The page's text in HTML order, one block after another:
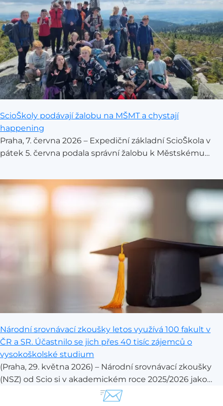
ScioŠkoly podávají žalobu na MŠMT a chystají
happening
Praha, 7. června 2026 – Expediční základní ScioŠkola v
pátek 5. června podala správní žalobu k Městskému
školství (MŠMT), které ze dne na den stoplo běžící
pokusné ověřování kombinované výuky. Pro školu s
propojuje online výuku s expedicemi, to znamená
ukončení provozu již k 30. červnu letošního roku.
ScioŠkola proto rovněž žádá soud o přiznání
odkladného účinku a chystá další kroky.
Národní srovnávací zkoušky letos využívá 100 fakult v
ČR a SR. Účastnilo se jich přes 40 tisíc zájemců o
vysokoškolské studium
(Praha, 29. května 2026) – Národní srovnávací zkoušky
(NSZ) od Scio si v akademickém roce 2025/2026 jako
součást přijímacího řízení vybrala stovka fakult v České
📨